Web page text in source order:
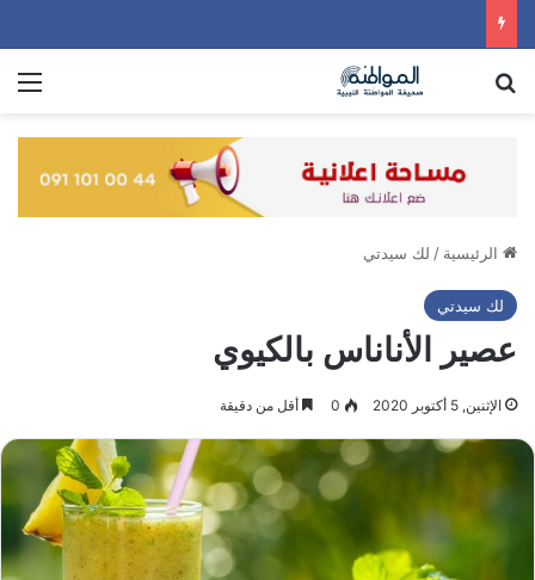
الرئيسية / لك سيدتي
لك سيدتي
عصير الأناناس بالكيوي
الإثنين, 5 أكتوبر 2020 0 أقل من دقيقة